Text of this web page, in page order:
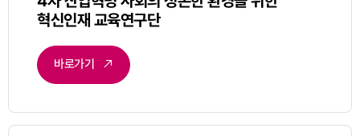
혁신인재 교육연구단
바로가기